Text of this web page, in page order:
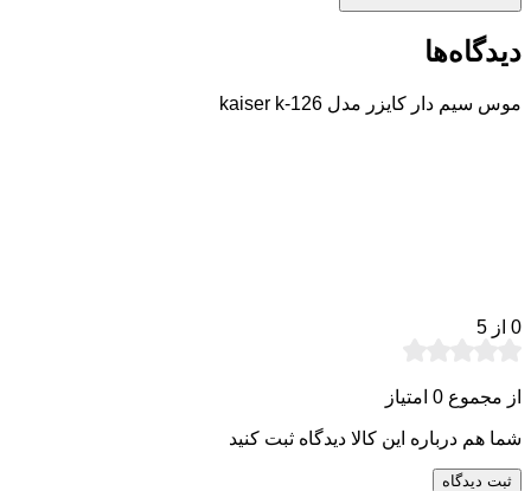
دیدگاه‌ها
موس سیم دار کایزر مدل kaiser k-126
0 از 5
از مجموع 0 امتیاز
شما هم درباره این کالا دیدگاه ثبت کنید
ثبت دیدگاه